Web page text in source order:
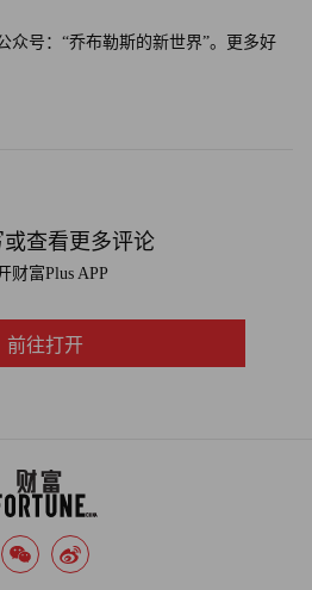
众号：“乔布勒斯的新世界”。更多好
或查看更多评论
财富Plus APP
前往打开